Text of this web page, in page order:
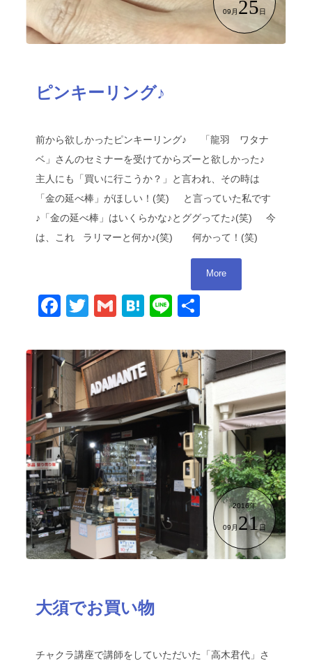
09月 25日
ピンキーリング♪
前から欲しかったピンキーリング♪ 「龍羽 ワタナ
ベ」さんのセミナーを受けてからズーと欲しかった♪
主人にも「買いに行こうか？」と言われ、その時は
「金の延べ棒」がほしい！(笑) と言っていた私です
♪「金の延べ棒」はいくらかな♪とググってた♪(笑) 今
は、これ ラリマーと何か♪(笑) 何かって！(笑)
More
Facebook
Twitter
GmailHatena
Line
2016年
09月21日
大須でお買い物
チャクラ講座で講師をしていただいた「高木君代」さ